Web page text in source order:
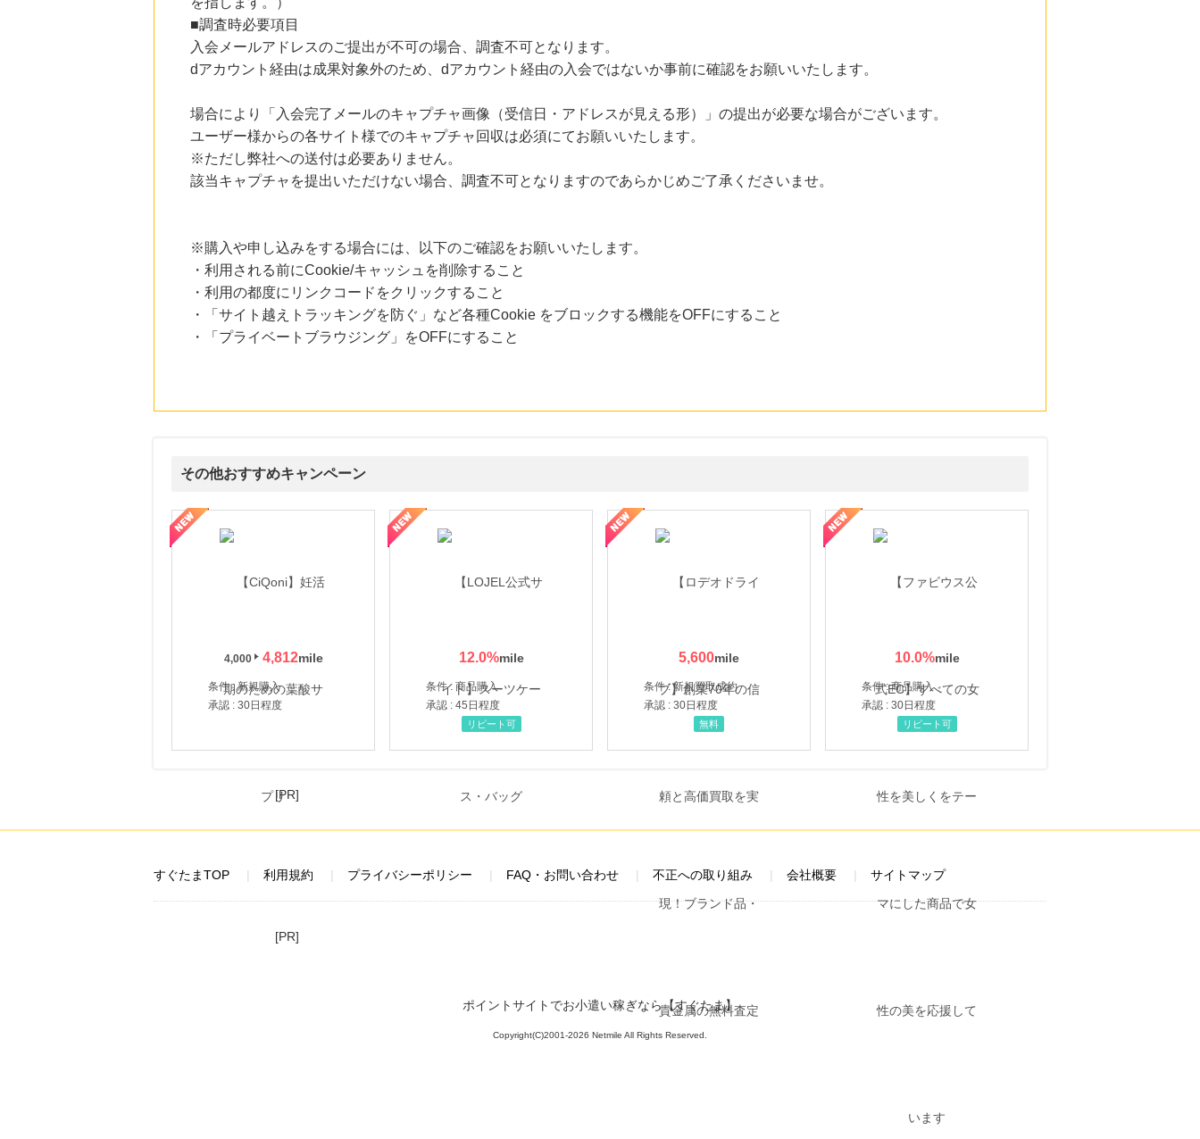
■調査時必要項目
入会メールアドレスのご提出が不可の場合、調査不可となります。
dアカウント経由は成果対象外のため、dアカウント経由の入会ではないか事前に確認をお願いいたします。
場合により「入会完了メールのキャプチャ画像（受信日・アドレスが見える形）」の提出が必要な場合がございます。
ユーザー様からの各サイト様でのキャプチャ回収は必須にてお願いいたします。
※ただし弊社への送付は必要ありません。
該当キャプチャを提出いただけない場合、調査不可となりますのであらかじめご了承くださいませ。
※購入や申し込みをする場合には、以下のご確認をお願いいたします。
・利用される前にCookie/キャッシュを削除すること
・利用の都度にリンクコードをクリックすること
・「サイト越えトラッキングを防ぐ」など各種Cookie をブロックする機能をOFFにすること
・「プライベートブラウジング」をOFFにすること
その他おすすめキャンペーン
4,000 4,812
条件 : 新規購入
承認 : 30日程度
12.0%
条件 : 商品購入
承認 : 45日程度
リピート可
5,600
条件 : 新規買取成約
承認 : 30日程度
【ロデオドライブ】創業70年の信頼と高価買取を実現！ブランド品・貴金属の無料査定
無料
10.0%
条件 : 商品購入
承認 : 30日程度
【ファビウス公式EC】すべての女性を美しくをテーマにした商品で女性の美を応援しています
リピート可
[PR]
すぐたまTOP 利用規約 プライバシーポリシー FAQ・お問い合わせ 不正への取り組み 会社概要 サイトマップ
[PR]
ポイントサイトでお小遣い稼ぎなら【すぐたま】
Copyright(C)2001-2026 Netmile All Rights Reserved.